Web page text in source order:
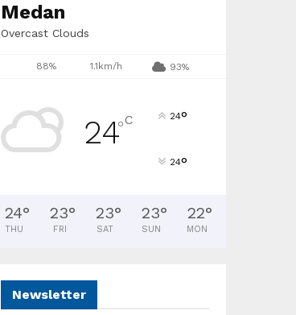
Medan
Overcast Clouds
88% 1.1km/h 93%
24°C 24°
24°
24°
THU
23°
FRI
23°
SAT
23°
SUN
22°
MON
Newsletter